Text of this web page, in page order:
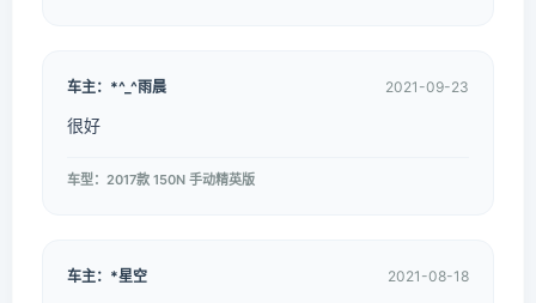
车主：*^_^雨晨 2021-09-23
很好
车型：2017款 150N 手动精英版
车主：*星空 2021-08-18